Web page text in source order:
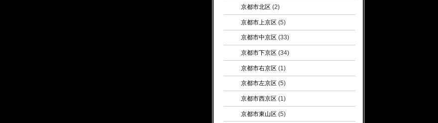
京都市北区 (2)
京都市上京区(5)
京都市中京区 (33)
京都市下京区(34)
京都市右京区(1)
京都市左京区 (5)
京都市西京区(1)
京都市東山区(5)